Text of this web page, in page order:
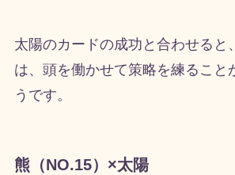
太陽のカードの成功と合わせると
は、頭を働かせて策略を練ること
うです。
熊（NO.15）×太陽